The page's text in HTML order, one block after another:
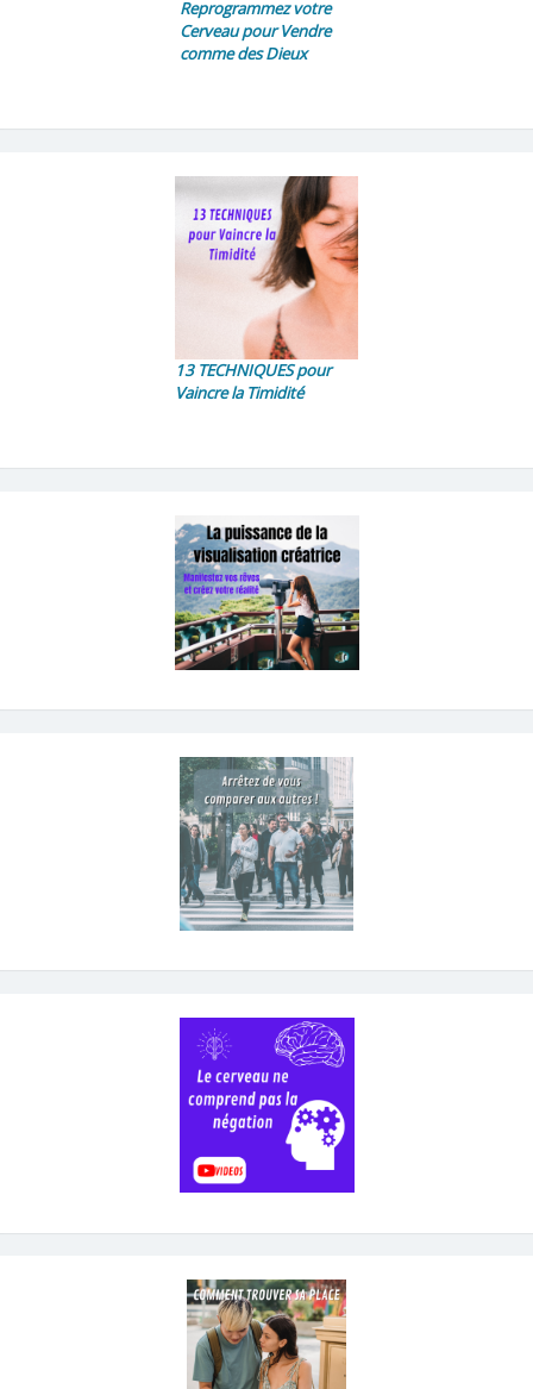
Reprogrammez votre
Cerveau pour Vendre
comme des Dieux
13 TECHNIQUES pour
Vaincre la Timidité